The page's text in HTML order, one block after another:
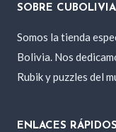
SOBRE CUBOLIVIA
Somos la tienda
Bolivia. Nos
Rubik y puzzles del
ENLACES RÁPIDOS